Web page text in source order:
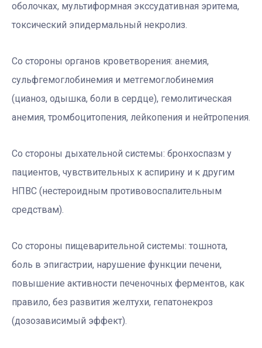
оболочках, мультиформная экссудативная эритема,
токсический эпидермальный некролиз.
Со стороны органов кроветворения: анемия,
сульфгемоглобинемия и метгемоглобинемия
(цианоз, одышка, боли в сердце), гемолитическая
анемия, тромбоцитопения, лейкопения и нейтропения.
Со стороны дыхательной системы: бронхоспазм у
пациентов, чувствительных к аспирину и к другим
НПВС (нестероидным противовоспалительным
средствам).
Со стороны пищеварительной системы: тошнота,
боль в эпигастрии, нарушение функции печени,
повышение активности печеночных ферментов, как
правило, без развития желтухи, гепатонекроз
(дозозависимый эффект).